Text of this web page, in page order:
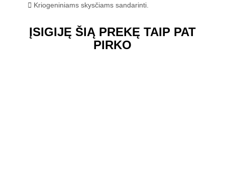
Kriogeniniams skysčiams sandarinti.
ĮSIGIJĘ ŠIĄ PREKĘ TAIP PAT
PIRKO